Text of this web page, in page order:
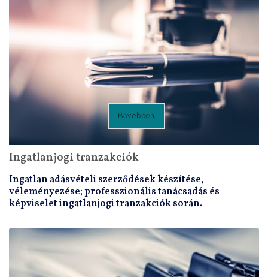
Bővebben
Ingatlanjogi tranzakciók
Ingatlan adásvételi szerződések készítése,
véleményezése; professzionális tanácsadás és
képviselet ingatlanjogi tranzakciók során.